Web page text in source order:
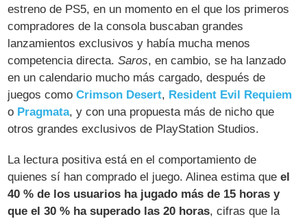
estreno de PS5, en un momento en el que los primeros
compradores de la consola buscaban grandes
lanzamientos exclusivos y había mucha menos
competencia directa.Saros, en cambio, se ha lanzado
en un calendario mucho más cargado, después de
juegos comoCrimson Desert, Resident Evil Requiem
o Pragmata, y con una propuesta más de nicho que
otros grandes exclusivos de PlayStation Studios.
La lectura positiva está en el comportamiento de
quienes sí han comprado el juego. Alinea estima queel
40 % de los usuarios ha jugado más de 15 horas y
que el 30 % ha superado las 20 horas, cifras que la